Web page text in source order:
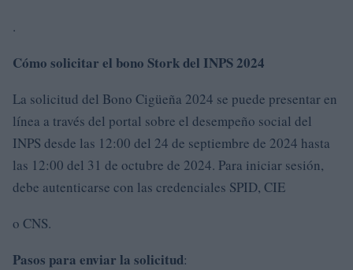
.
Cómo solicitar el bono Stork del INPS 2024
La solicitud del Bono Cigüeña 2024 se puede presentar en
línea a través del portal sobre el desempeño social del
INPS desde las 12:00 del 24 de septiembre de 2024 hasta
las 12:00 del 31 de octubre de 2024. Para iniciar sesión,
debe autenticarse con las credenciales SPID, CIE
o CNS.
Pasos para enviar la solicitud: